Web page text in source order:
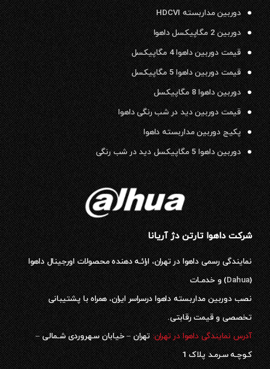
دوربین مداربسته HDCVI
دوربین 2 مگاپیکسل داهوا
قیمت دوربین داهوا 4 مگاپیکسل
قیمت دوربین داهوا 5 مگاپیکسل
دوربین داهوا 8 مگاپیکسل
قیمت دوربین دید در شب رنگی داهوا
پکیج دوربین مداربسته داهوا
دوربین داهوا 5 مگاپیکسل دید در شب رنگی
شرکت داهوا تارتن دژ آریانا
نمایندگی رسمی داهوا در تهران، ارائـه دهنده محصولات اورجینال داهوا
(
Dahua) و خدمـات
نصب دوربین مداربسته داهوا درسراسر ایران، همراه با پشتیبانی
تخصصی و قیمت رقابتی.
آدرس نمایندگی داهوا در تهران:تهران – خیابان سـهروردی شـمالی –
کـوچـه سـرمـد پلاک 1